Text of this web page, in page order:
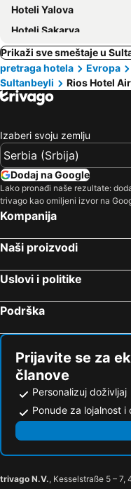
Hoteli Yalova
Hoteli Sakarya
Prikaži sve smeštaje u
pretraga hotela
Evropa
Sultanbeyli
Rios Hotel
Izaberi svoju zemlju
Dodaj na Google
Lako pronađi naše rezultate:
trivago kao omiljeni izvor na
Kompanija
Naši proizvodi
Uslovi i politike
Podrška
Prijavite se za
članove
Personalizuj doživljaj
Ponude za lojalnost i
trivago N.V., Kesselstraße 5 – 7,